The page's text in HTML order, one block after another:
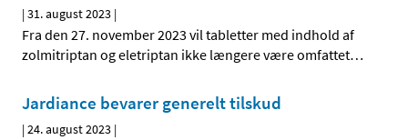
|31. august 2023 |
Fra den 27. november 2023 vil tabletter med indhold af
zolmitriptan og eletriptan ikke længere være omfattet…
Jardiance bevarer generelt tilskud
|24. august 2023 |